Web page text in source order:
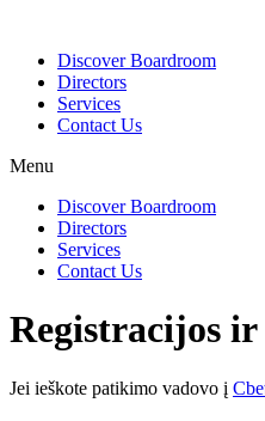
Discover Boardroom
Directors
Services
Contact Us
Menu
Discover Boardroom
Directors
Services
Contact Us
Registracijos ir
Jei ieškote patikimo vadovo į